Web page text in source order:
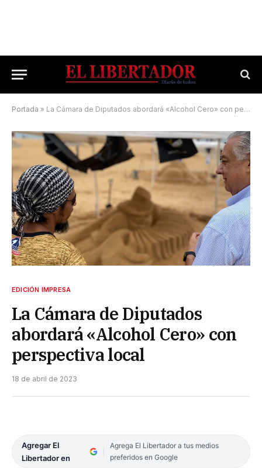
Portada » La Cámara de Diputados abordará «Alcohol Cero» con perspectiva local
EDICIÓN IMPRESA
La Cámara de Diputados
abordará «Alcohol Cero» con
perspectiva local
18 de abril de 2023
Agregar El
Libertador en
Agrega El Libertador a tus medios
preferidos en Google